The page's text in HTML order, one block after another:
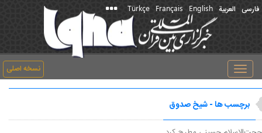
فارسی العربیة English
Français
Türkçe
نسخه اصلی
Toggle
navigation
برچسب ها - شیخ صدوق